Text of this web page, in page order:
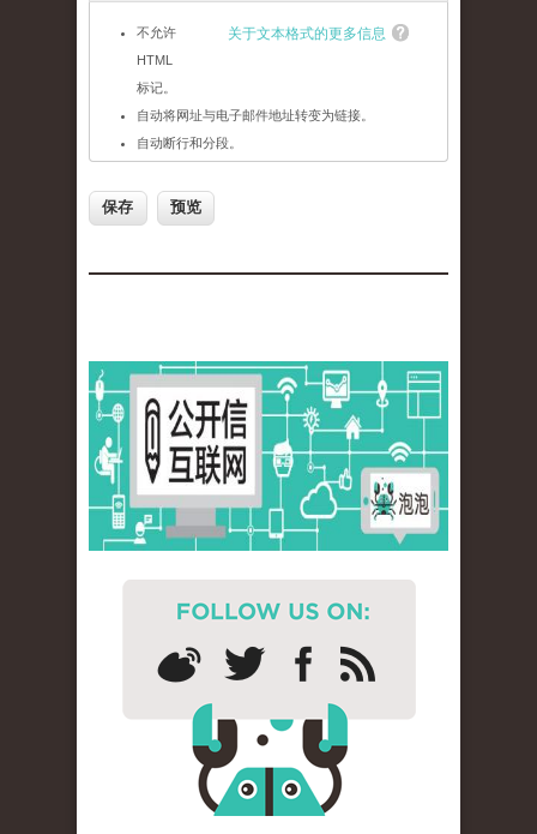
关于文本格式的更多信息
不允许
HTML
标记。
自动将网址与电子邮件地址转变为链接。
自动断行和分段。